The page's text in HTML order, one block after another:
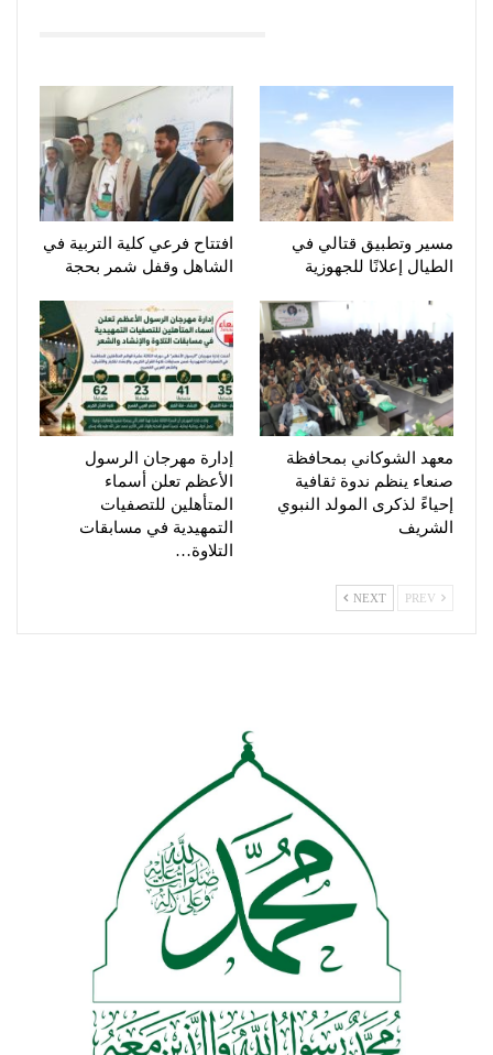
مسير وتطبيق قتالي في
الطيال إعلانًا للجهوزية
افتتاح فرعي كلية التربية في
الشاهل وقفل شمر بحجة
معهد الشوكاني بمحافظة
صنعاء ينظم ندوة ثقافية
إحياءً لذكرى المولد النبوي
الشريف
إدارة مهرجان الرسول
الأعظم تعلن أسماء
المتأهلين للتصفيات
التمهيدية في مسابقات
التلاوة…
NEXT